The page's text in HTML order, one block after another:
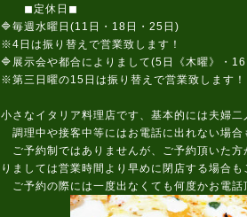
◼定休日◼
🔷毎週水曜日(11日・18日・25日)
※4日は振り替えで営業致します！
🔷展示会や都合によりまして(5日《木曜》・
※第三日曜の15日は振り替えで営業致します！
小さなイタリア料理店です、基本的には夫婦二
調理中や接客中等にはお電話に出れない場合
ご予約制ではありませんが、ご予約頂いた方
りましては営業時間より早めに閉店する場合も
ご予約の際には一度出なくても何度かお電話